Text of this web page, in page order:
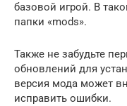
базовой игрой. В
папки «mods».
Также не забудьте
обновлений для
версия мода может
исправить ошибки.